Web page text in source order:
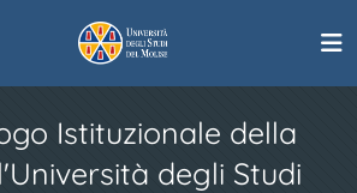
Istituzionale della
degli Studi